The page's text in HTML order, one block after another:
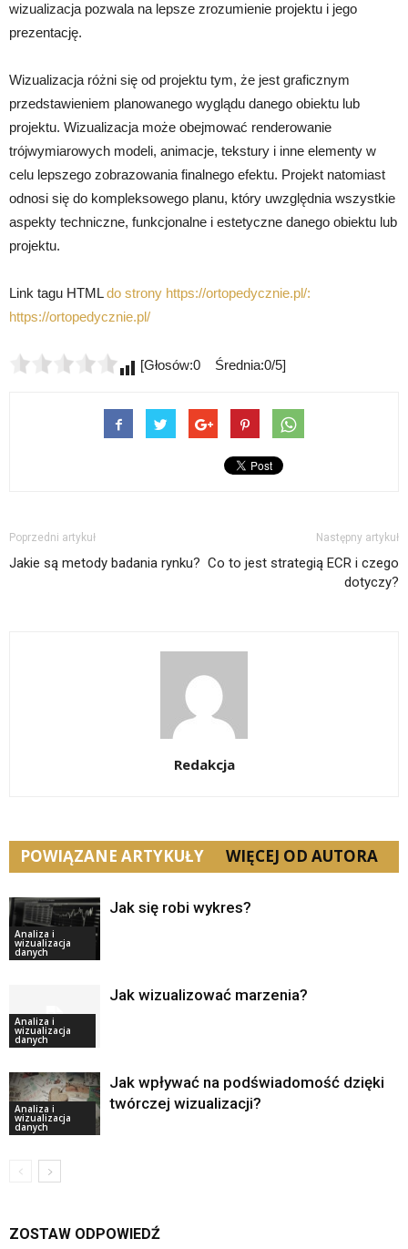
wizualizacja pozwala na lepsze zrozumienie projektu i jego
prezentację.
Wizualizacja różni się od projektu tym, że jest graficznym
przedstawieniem planowanego wyglądu danego obiektu lub
projektu. Wizualizacja może obejmować renderowanie
trójwymiarowych modeli, animacje, tekstury i inne elementy w
celu lepszego zobrazowania finalnego efektu. Projekt natomiast
odnosi się do kompleksowego planu, który uwzględnia wszystkie
aspekty techniczne, funkcjonalne i estetyczne danego obiektu lub
projektu.
Link tagu HTMLdo strony https://ortopedycznie.pl/:
https://ortopedycznie.pl/
[Głosów:0 Średnia:0/5]
Poprzedni artykuł
Jakie są metody badania rynku?
Następny artykuł
Co to jest strategią ECR i czego
dotyczy?
Redakcja
POWIĄZANE ARTYKUŁY WIĘCEJ OD AUTORA
Analiza i
wizualizacja
danych
Jak się robi wykres?
Analiza i
wizualizacja
danych
Jak wizualizować marzenia?
Analiza i
wizualizacja
danych
Jak wpływać na podświadomość dzięki
twórczej wizualizacji?
ZOSTAW ODPOWIEDŹ